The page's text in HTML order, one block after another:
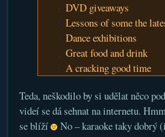
DVD giveaways
Lessons of some the
Dance exhibitions
Great food and drink
A cracking good time
Teda, neškodilo by si udělat něco
videí se dá sehnat na internetu.
se blíží
No – karaoke taky dobrý